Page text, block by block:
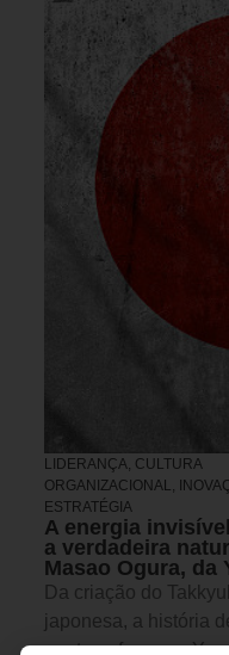
LIDERANÇA, CULTURA
ORGANIZACIONAL,
ESTRATÉGIA
A energia
a verdadeira
Masao Ogura, da
Da criação do
japonesa, a história
por transformar a